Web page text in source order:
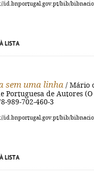
id.bnportugal.gov.pt/bib/
LISTA
sem uma linha / Mário
Portuguesa de Autores
989-702-460-3
id.bnportugal.gov.pt/bib/
LISTA